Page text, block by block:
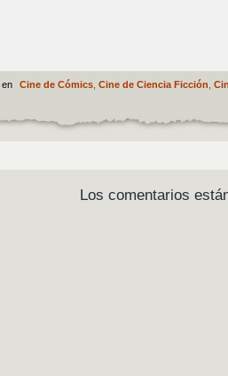
en Cine de Cómics, Cine de Ciencia Ficción
Los comentarios